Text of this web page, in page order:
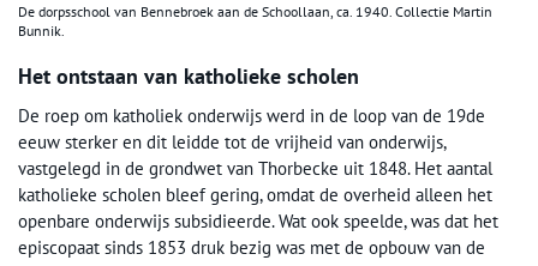
De dorpsschool van Bennebroek aan de School­laan, ca. 1940. Collectie Martin
Bunnik.
Het ontstaan van katholieke scholen
De roep om katholiek onderwijs werd in de loop van de 19de
eeuw sterker en dit leidde tot de vrijheid van onderwijs,
vastgelegd in de grondwet van Thorbecke uit 1848. Het aantal
katholieke scholen bleef gering, omdat de overheid alleen het
openbare onderwijs subsidieerde. Wat ook speelde, was dat het
episcopaat sinds 1853 druk bezig was met de opbouw van de